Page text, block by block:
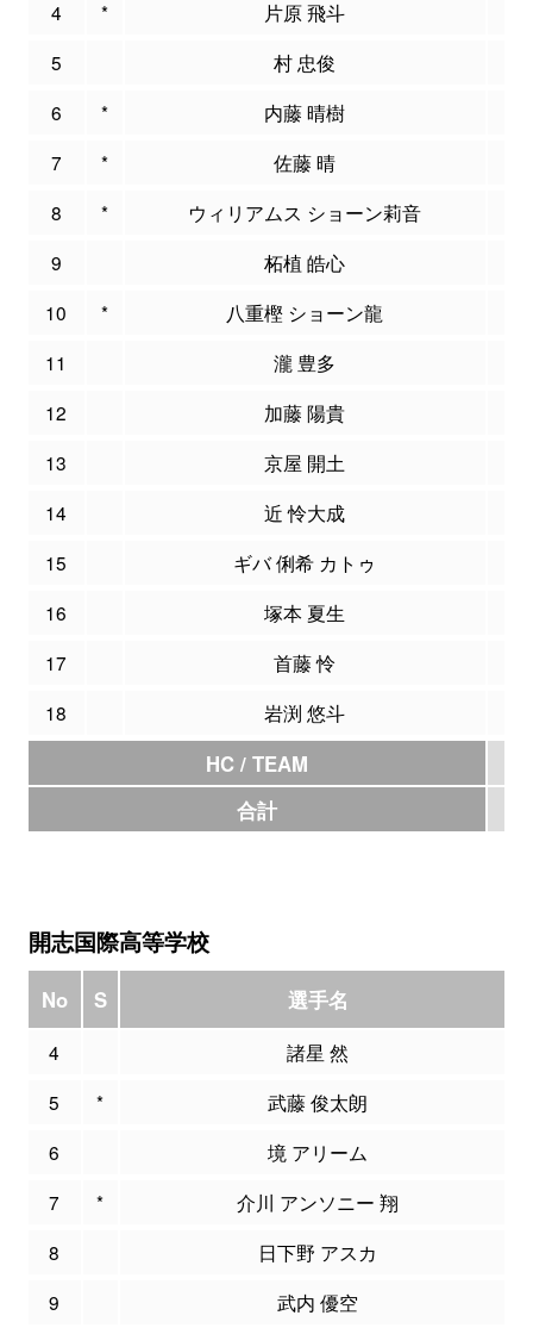
4 * 片原 飛斗
5
村 忠俊
6
* 内藤 晴樹
7
* 佐藤 晴
8
* ウィリアムス ショーン莉音
9
柘植 皓心
10
* 八重樫 ショーン龍
11
瀧 豊多
12
加藤 陽貴
13
京屋 開土
14
近 怜大成
15
ギバ 俐希 カトゥ
16
塚本 夏生
17
首藤 怜
18
岩渕 悠斗
HC / TEAM
合計
開志国際高等学校
No S 選手名
4
諸星 然
5
*
武藤 俊太朗
6
境 アリーム
7
*
介川 アンソニー 翔
8
日下野 アスカ
9
武内 優空